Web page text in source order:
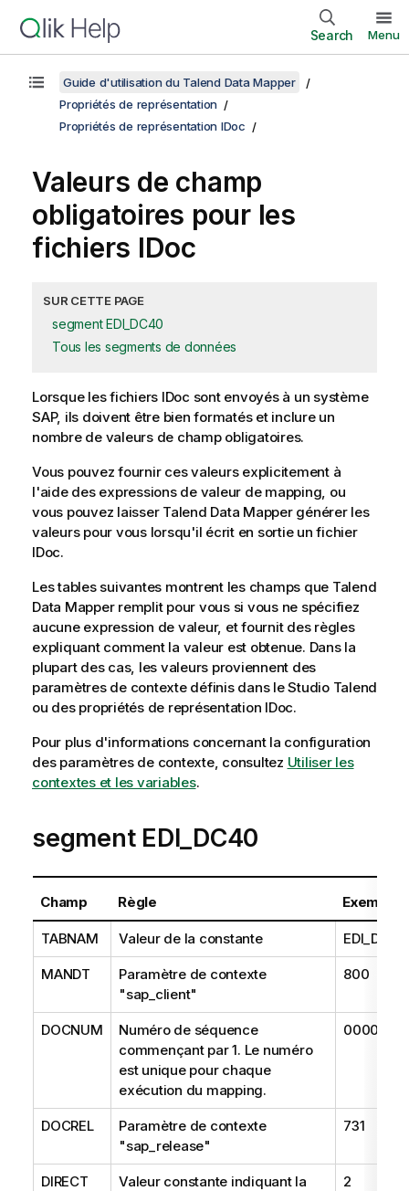
Search Menu
Guide d'utilisation du Talend Data Mapper
Propriétés de représentation
Propriétés de représentation IDoc
Valeurs de champ
obligatoires pour les
fichiers IDoc
SUR CETTE PAGE
segment EDI_DC40
Tous les segments de données
Lorsque les fichiers IDoc sont envoyés à un système
SAP, ils doivent être bien formatés et inclure un
nombre de valeurs de champ obligatoires.
Vous pouvez fournir ces valeurs explicitement à
l'aide des expressions de valeur de mapping, ou
vous pouvez laisser Talend Data Mappergénérer les
valeurs pour vous lorsqu'il écrit en sortie un fichier
IDoc.
Les tables suivantes montrent les champs que Talend
Data Mapperremplit pour vous si vous ne spécifiez
aucune expression de valeur, et fournit des règles
expliquant comment la valeur est obtenue. Dans la
plupart des cas, les valeurs proviennent des
paramètres de contexte définis dans leStudio Talend
ou des propriétés de représentation IDoc.
Pour plus d'informations concernant la configuration
des paramètres de contexte, consultez Utiliser les
contextes et les variables.
segment EDI_DC40
Champ Règle Exemple
TABNAM Valeur de la constante EDI_DC40
MANDT
Paramètre de contexte
"sap_client"
800
DOCNUM
Numéro de séquence
commençant par 1. Le numéro
est unique pour chaque
exécution du mapping.
DOCREL
Paramètre de contexte
"sap_release"
731
DIRECT
Valeur constante indiquant la
2